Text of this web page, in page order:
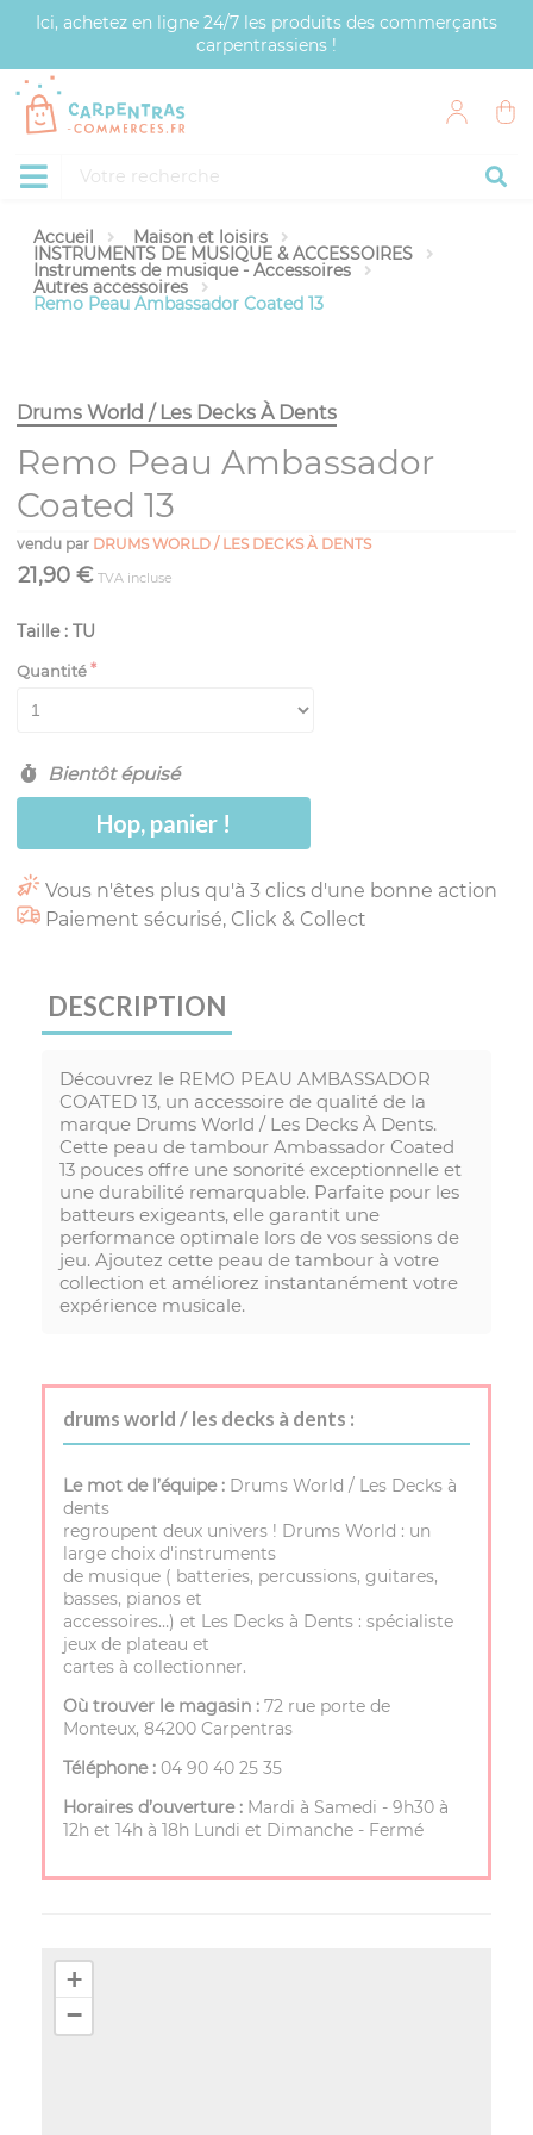
Ici, achetez en ligne 24/7 les produits des commerçants
carpentrassiens !
Accueil Maison et loisirs
INSTRUMENTS DE MUSIQUE & ACCESSOIRES
Instruments de musique - Accessoires
Autres accessoires
Remo Peau Ambassador Coated 13
Drums World / Les Decks À Dents
Remo Peau Ambassador
Coated 13
vendu par DRUMS WORLD / LES DECKS À DENTS
21,90 € TVA incluse
Taille : TU
Quantité
Bientôt épuisé
Hop, panier !
Vous n'êtes plus qu'à 3 clics d'une bonne action
Paiement sécurisé, Click & Collect
DESCRIPTION
Découvrez le REMO PEAU AMBASSADOR
COATED 13, un accessoire de qualité de la
marque Drums World / Les Decks À Dents.
Cette peau de tambour Ambassador Coated
13 pouces offre une sonorité exceptionnelle et
une durabilité remarquable. Parfaite pour les
batteurs exigeants, elle garantit une
performance optimale lors de vos sessions de
jeu. Ajoutez cette peau de tambour à votre
collection et améliorez instantanément votre
expérience musicale.
drums world / les decks à dents :
Le mot de l’équipe : Drums World / Les Decks à
dents
regroupent deux univers ! Drums World : un
large choix d'instruments
de musique ( batteries, percussions, guitares,
basses, pianos et
accessoires…) et Les Decks à Dents : spécialiste
jeux de plateau et
cartes à collectionner.
Où trouver le magasin : 72 rue porte de
Monteux, 84200 Carpentras
Téléphone : 04 90 40 25 35
Horaires d’ouverture : Mardi à Samedi - 9h30 à
12h et 14h à 18h Lundi et Dimanche - Fermé
+
−
Panneau de gestion des cookies